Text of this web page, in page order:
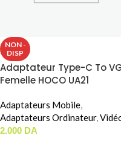
NON -
DISP
Adaptateur Type-C To
Femelle HOCO UA21
Adaptateurs Mobile,
Adaptateurs Ordinateur,
2.000 DA